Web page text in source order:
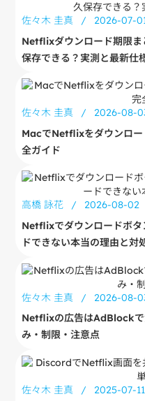
佐々木 圭真 /
2026-07-
Netflixダウンロード期限ま
保存できる？実測と最新仕
佐々木 圭真 /
2026-08-
MacでNetflixをダウンロー
全ガイド
高橋 詠花 /
2026-08-02
Netflixでダウンロードボタ
ドできない本当の理由と対
佐々木 圭真 /
2026-08-
Netflixの広告はAdBlockで
み・制限・注意点
佐々木 圭真 /
2025-07-11